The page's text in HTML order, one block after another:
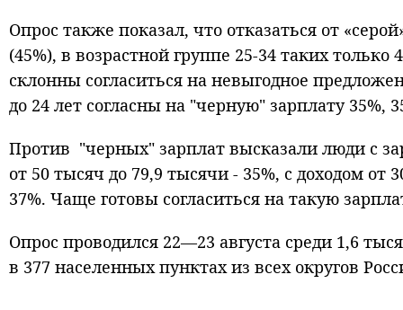
Опрос также показал, что отказаться от
(45%), в возрастной группе 25-34 таких только
склонны согласиться на невыгодное
до 24 лет согласны на "черную" зарплату 35%,
Против "черных" зарплат высказали люди с
от 50 тысяч до 79,9 тысячи - 35%, с доходом от
37%. Чаще готовы согласиться на такую
Опрос проводился 22—23 августа среди 1,6
в 377 населенных пунктах из всех округов